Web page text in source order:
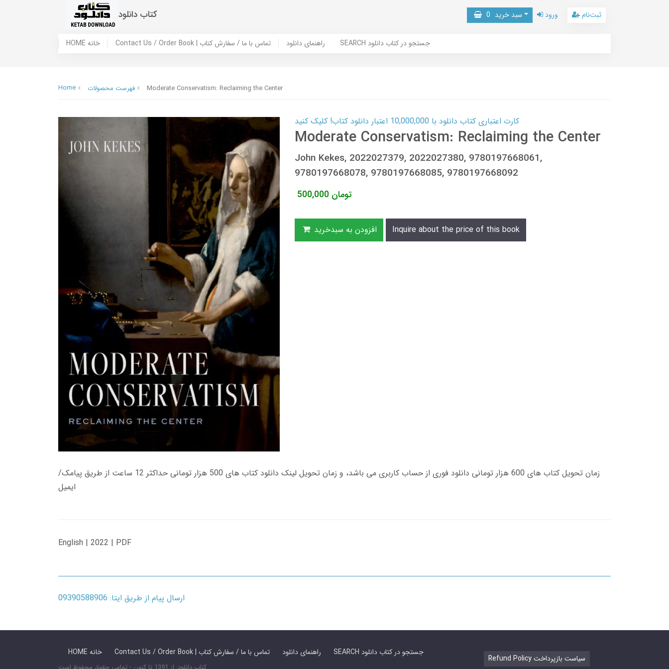
کتاب دانلود سبد خرید 0 ورود ثبت‌نام
HOME خانه Contact Us / Order Book | تماس با ما / سفارش کتاب راهنمای دانلود SEARCH جستجو در کتاب دانلود
Home فهرست محصولات Moderate Conservatism: Reclaiming the Center
کارت اعتباری کتاب دانلود با 10,000,000 اعتبار دانلود کتاب! کلیک کنید
Moderate Conservatism: Reclaiming the Center
John Kekes, 2022027379, 2022027380, 9780197668061,
9780197668078, 9780197668085, 9780197668092
500,000 تومان
افزودن به سبدخرید Inquire about the price of this book
زمان تحویل کتاب های 600 هزار تومانی دانلود فوری از حساب کاربری می باشد، و زمان تحویل لینک دانلود کتاب های 500 هزار تومانی حداکثر 12 ساعت از طریق پیامک/
ایمیل
English | 2022 | PDF
ارسال پیام از طریق ایتا: 09390588906
HOME خانه Contact Us / Order Book | تماس با ما / سفارش کتاب راهنمای دانلود SEARCH جستجو در کتاب دانلود
Refund Policy سیاست بازپرداخت